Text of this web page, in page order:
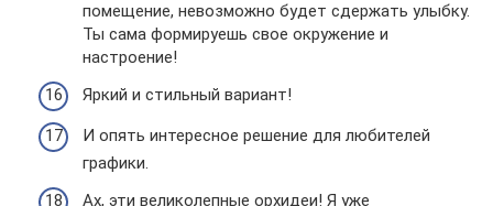
помещение, невозможно будет сдержать улыбку.
Ты сама формируешь свое окружение и
настроение!
Яркий и стильный вариант!
И опять интересное решение для любителей
графики.
Ах, эти великолепные орхидеи! Я уже